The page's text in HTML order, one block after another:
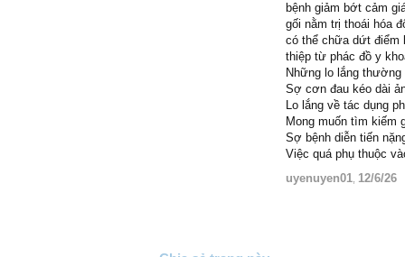
bệnh giảm bớt cảm
gối nằm trị thoái hóa
có thể chữa dứt điểm
thiệp từ phác đồ y
Những lo lắng thường
Sợ cơn đau kéo dài
Lo lắng về tác dụng
Mong muốn tìm kiếm
Sợ bệnh diễn tiến
Việc quá phụ thuộc
uyenuyen01 12/6/26